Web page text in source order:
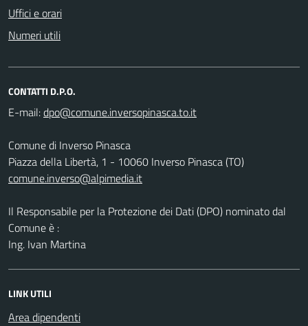
Uffici e orari
Numeri utili
CONTATTI D.P.O.
E-mail:
Comune di Inverso Pinasca
Piazza della Libertà, 1 - 10060 Inverso Pinasca (TO)
comune.inverso@alpimedia.it
Il Responsabile per la Protezione dei Dati (DPO) nominato dal
Comune è :
Ing. Ivan Martina
LINK UTILI
Area dipendenti